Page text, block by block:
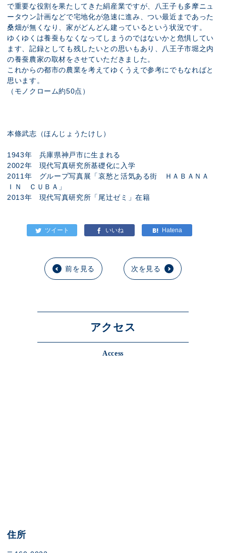
で重要な役割を果たしてきた絹産業ですが、八王子も多摩ニュ
ータウン計画などで宅地化が急速に進み、つい最近まであった
桑畑が無くなり、家がどんどん建っているという状況です。
ゆくゆくは養蚕もなくなってしまうのではないかと危惧してい
ます、記録としても残したいとの思いもあり、八王子市堀之内
の養蚕農家の取材をさせていただきました。
これからの都市の農業を考えてゆくうえで参考にでもなればと
思います。
（モノクローム約50点）
本條武志（ほんじょうたけし）
1943年 兵庫県神戸市に生まれる
2002年 現代写真研究所基礎化に入学
2011年 グループ写真展「哀愁と活気ある街 ＨＡＢＡＮＡ
ＩＮ ＣＵＢＡ」
2013年 現代写真研究所「尾辻ゼミ」在籍
前を見る 次を見る
アクセス
Access
住所